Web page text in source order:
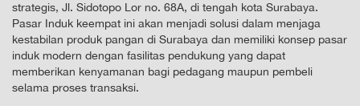
strategis, Jl. Sidotopo Lor no. 68A, di tengah kota Surabaya.
Pasar Induk keempat ini akan menjadi solusi dalam menjaga
kestabilan produk pangan di Surabaya dan memiliki konsep pasar
induk modern dengan fasilitas pendukung yang dapat
memberikan kenyamanan bagi pedagang maupun pembeli
selama proses transaksi.